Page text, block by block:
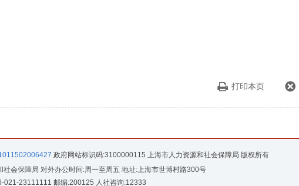
打印本页
政府网站标识码:3100000115 上海市人力资源和社会保障局 版权所有
社会保障局 对外办公时间:周一至周五 地址:上海市世博村路300号
021-23111111 邮编:200125 人社咨询:12333